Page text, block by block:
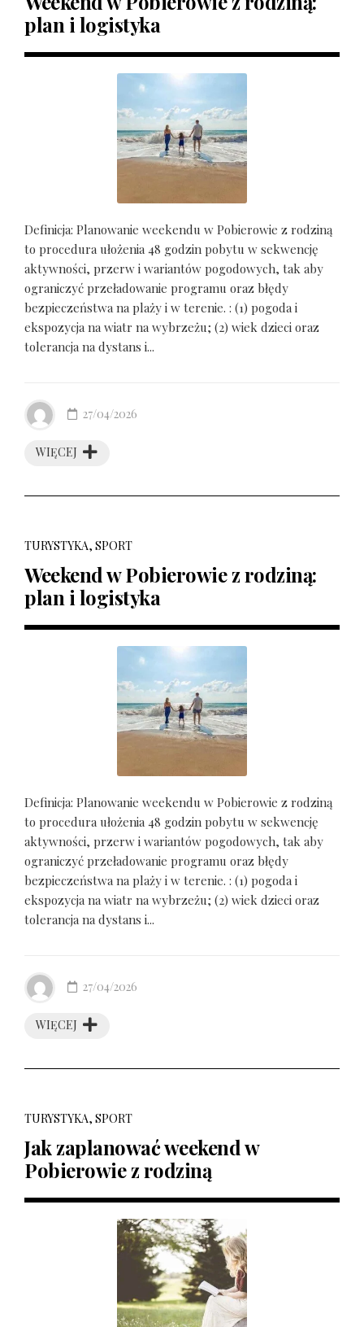
plan i logistyka
Definicja: Planowanie weekendu w Pobierowie z rodziną
to procedura ułożenia 48 godzin pobytu w sekwencję
aktywności, przerw i wariantów pogodowych, tak aby
ograniczyć przeładowanie programu oraz błędy
bezpieczeństwa na plaży i w terenie. : (1) pogoda i
ekspozycja na wiatr na wybrzeżu; (2) wiek dzieci oraz
tolerancja na dystans i...
WIĘCEJ
27/04/2026
TURYSTYKA, SPORT
Weekend w Pobierowie z rodziną:
plan i logistyka
Definicja: Planowanie weekendu w Pobierowie z rodziną
to procedura ułożenia 48 godzin pobytu w sekwencję
aktywności, przerw i wariantów pogodowych, tak aby
ograniczyć przeładowanie programu oraz błędy
bezpieczeństwa na plaży i w terenie. : (1) pogoda i
ekspozycja na wiatr na wybrzeżu; (2) wiek dzieci oraz
tolerancja na dystans i...
WIĘCEJ
27/04/2026
TURYSTYKA, SPORT
Jak zaplanować weekend w
Pobierowie z rodziną